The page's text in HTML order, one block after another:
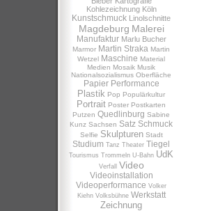
Kohlezeichnung Köln
Kunstschmuck Linolschnitte
Magdeburg Malerei
Manufaktur Marlu Bucher
Marmor Martin Straka Martin
Wetzel Maschine Material
Medien Mosaik Musik
Nationalsozialismus Oberfläche
Papier Performance
Plastik Pop Populärkultur
Portrait Poster Postkarten
Putzen Quedlinburg Sabine
Kunz Sachsen Satz Schmuck
Selfie Skulpturen Stadt
Studium Tanz Theater Tiegel
Tourismus Trommeln U-Bahn UdK
Verfall Video
Videoinstallation
Videoperformance Volker
Kiehn Volksbühne Werkstatt
Zeichnung